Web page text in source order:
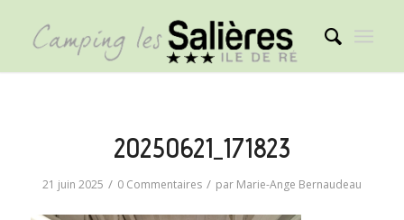
20250621_171823
21 juin 2025 / 0 Commentaires / par Marie-Ange Bernaudeau